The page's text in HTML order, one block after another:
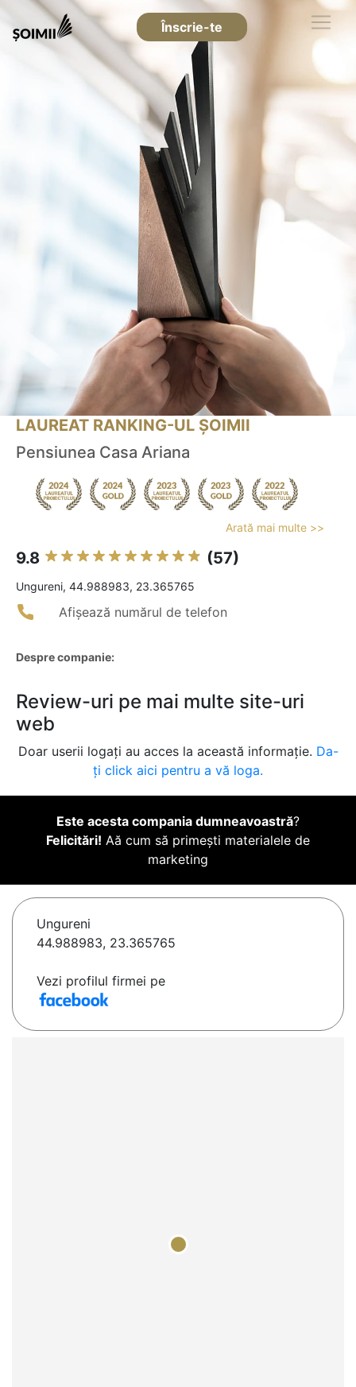
Înscrie-te
LAUREAT RANKING-UL ȘOIMII
Pensiunea Casa Ariana
Arată mai multe >>
9.8 (57)
Ungureni, 44.988983, 23.365765
Afișează numărul de telefon
Despre companie:
Review-uri pe mai multe site-uri
web
Doar userii logați au acces la această informație. Da-
ți click aici pentru a vă loga.
Este acesta compania dumneavoastră?
Felicitări! Aă cum să primești materialele de
marketing
Ungureni
44.988983, 23.365765
Vezi profilul firmei pe